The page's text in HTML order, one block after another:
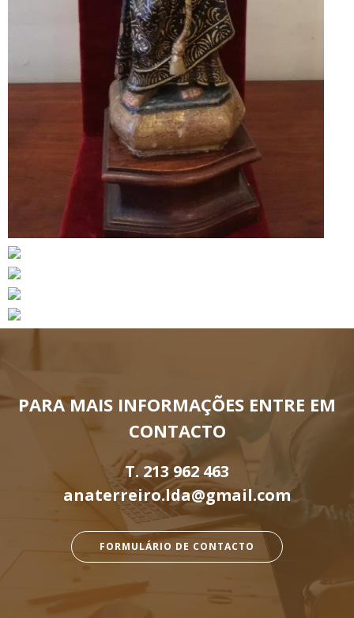
PARA MAIS INFORMAÇÕES ENTRE EM
CONTACTO
T.213 962 463
anaterreiro.lda@gmail.com
FORMULÁRIO DE CONTACTO